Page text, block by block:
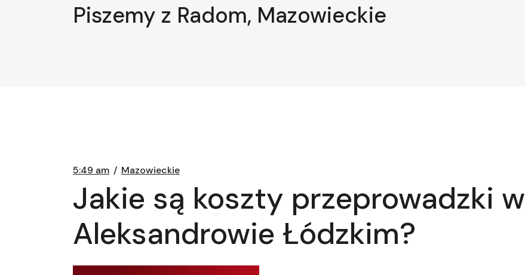
Piszemy z Radom, Mazowieckie
5:49 am Mazowieckie
Jakie są koszty przeprowadzki w
Aleksandrowie Łódzkim?